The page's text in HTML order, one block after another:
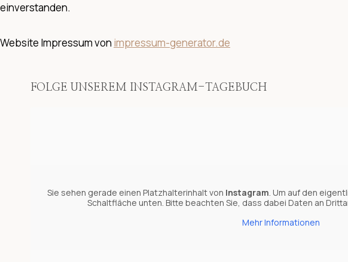
einverstanden.
Website Impressum von impressum-generator.de
FOLGE UNSEREM INSTAGRAM-TAGEBUCH
Sie sehen gerade einen Platzhalterinhalt von Instagram. Um auf den
Schaltfläche unten. Bitte beachten Sie, dass dabei Daten an
Mehr Informationen